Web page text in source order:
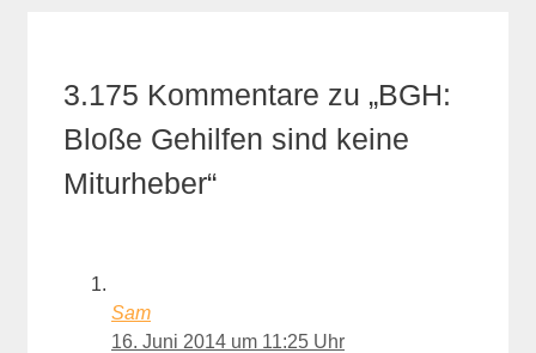
3.175 Kommentare zu „BGH:
Bloße Gehilfen sind keine
Miturheber“
Sam
16. Juni 2014 um 11:25 Uhr